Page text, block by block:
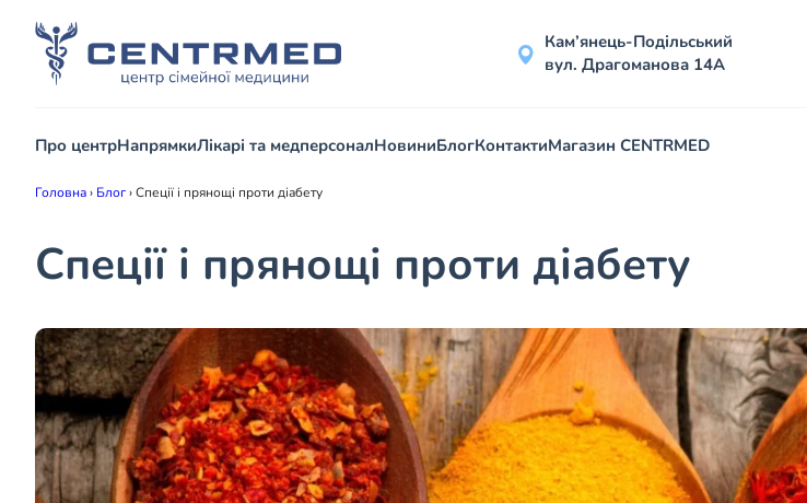
Кам’янець-Подільський
вул. Драгоманова 14А
Про центрНапрямкиЛікарі та медперсоналНовиниБлогКонтактиМагазин CENTRMED
Головна› Блог›Спеції і прянощі проти діабету
Спеції і прянощі проти діабету